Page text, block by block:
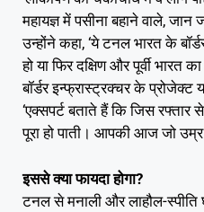
महायज्ञ में पसीना बहाने वाले,
उन्होंने कहा, ‘ये टनल भारत के
हो या फिर दक्षिण और पूर्वी
बॉर्डर इन्फ्रास्ट्रक्चर के
‘एक्सपर्ट बताते हैं कि जिस
पूरा हो पाती। आपकी आज जो
इससे क्या फायदा होगा?
टनल से मनाली और लाहौल-स्पीति